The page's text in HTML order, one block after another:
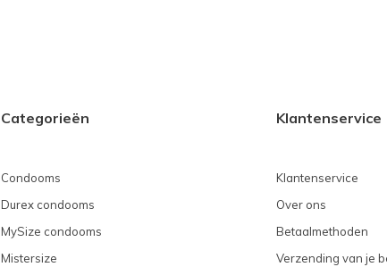
Categorieën
Condooms
Durex condooms
MySize condooms
Mistersize
Klantenservice
Klantenservice
Over ons
Betaalmethoden
Verzending van je